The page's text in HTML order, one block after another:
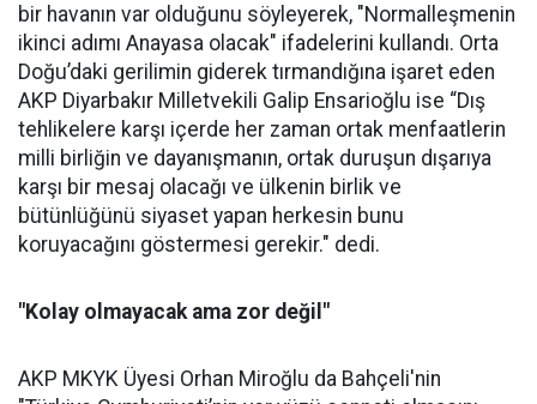
bir havanın var olduğunu söyleyerek, "Normalleşmenin
ikinci adımı Anayasa olacak" ifadelerini kullandı. Orta
Doğu’daki gerilimin giderek tırmandığına işaret eden
AKP Diyarbakır Milletvekili Galip Ensarioğlu ise “Dış
tehlikelere karşı içerde her zaman ortak menfaatlerin
milli birliğin ve dayanışmanın, ortak duruşun dışarıya
karşı bir mesaj olacağı ve ülkenin birlik ve
bütünlüğünü siyaset yapan herkesin bunu
koruyacağını göstermesi gerekir." dedi.
"Kolay olmayacak ama zor değil"
AKP MKYK Üyesi Orhan Miroğlu da Bahçeli'nin